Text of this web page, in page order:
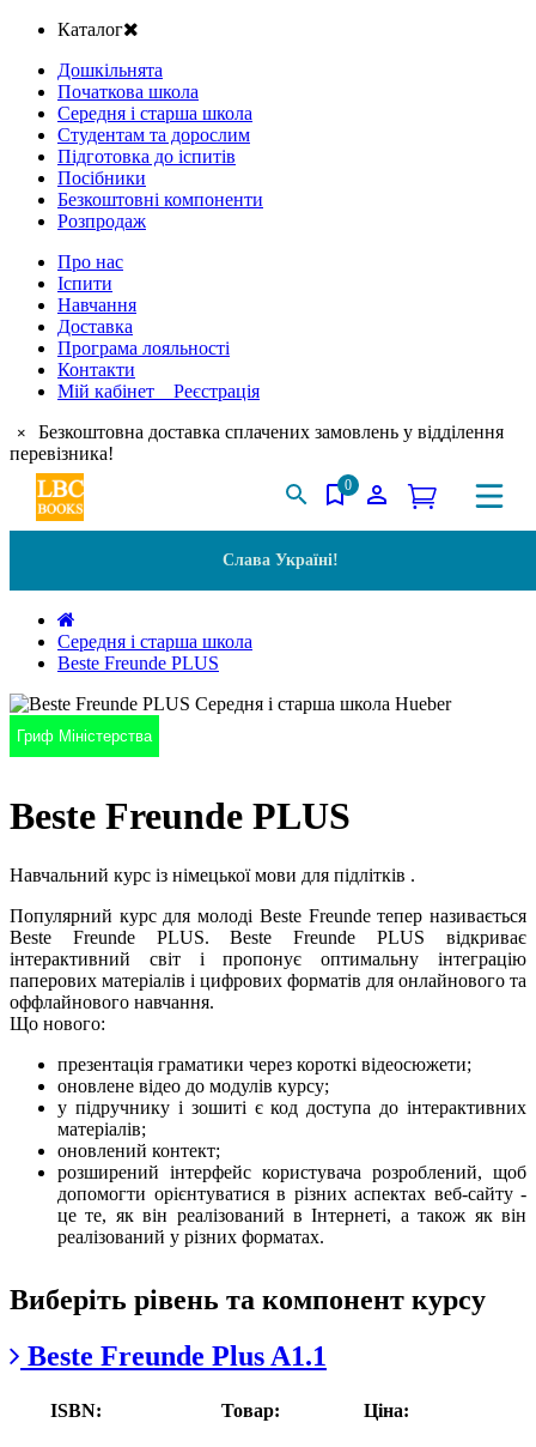
Каталог
Дошкільнята
Початкова школа
Середня і старша школа
Студентам та дорослим
Підготовка до іспитів
Посібники
Безкоштовні компоненти
Розпродаж
Про нас
Іспити
Навчання
Доставка
Програма лояльності
Контакти
Мій кабінет Реєстрація
×
Безкоштовна доставка сплачених замовлень у відділення
перевізника!
0
Слава Україні!
Середня і старша школа
Beste Freunde PLUS
Гриф Міністерства
Beste Freunde PLUS
Навчальний курс із німецької мови для підлітків .
Популярний курс для молоді Beste Freunde тепер називається
Beste Freunde PLUS. Beste Freunde PLUS відкриває
інтерактивний світ і пропонує оптимальну інтеграцію
паперових матеріалів і цифрових форматів для онлайнового та
оффлайнового навчання.
Що нового:
презентація граматики через короткі відеосюжети;
оновлене відео до модулів курсу;
у підручнику і зошиті є код доступа до інтерактивних
матеріалів;
оновлений контект;
розширений інтерфейс користувача розроблений, щоб
допомогти орієнтуватися в різних аспектах веб-сайту -
це те, як він реалізований в Інтернеті, а також як він
реалізований у різних форматах.
Виберіть рівень та компонент курс у
Beste Freunde Plus A1.1
ISBN: Товар: Ціна: